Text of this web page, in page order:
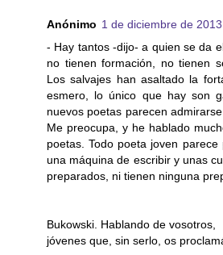
Anónimo 1 de diciembre de
- Hay tantos -dijo- a quien se da
no tienen formación, no tienen
Los salvajes han asaltado la
esmero, lo único que hay son
nuevos poetas parecen
Me preocupa, y he hablado
poetas. Todo poeta joven
una máquina de escribir y unas
preparados, ni tienen ninguna
Bukowski. Hablando de vosotros,
jóvenes que, sin serlo, os